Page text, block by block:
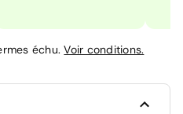
échu.Voir conditions.